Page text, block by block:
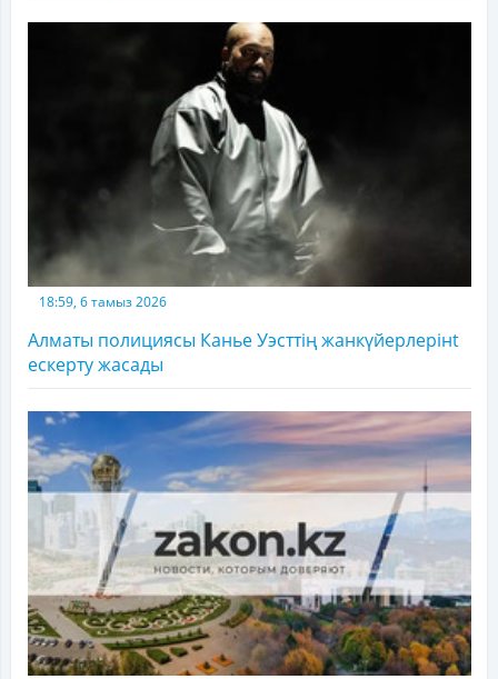
18:59, 6 тамыз 2026
Алматы полициясы Канье Уэсттің жанкүйерлерінt
ескерту жасады